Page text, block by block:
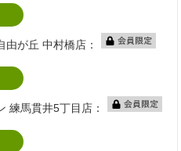
由が丘 中村橋店：
練馬貫井5丁目店：